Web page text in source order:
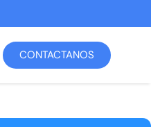
CONTACTANOS